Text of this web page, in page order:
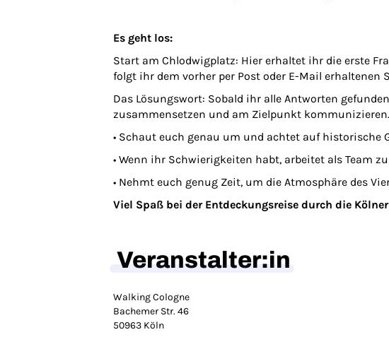
Es geht los:
Start am Chlodwigplatz: Hier erhaltet ihr die erste
folgt ihr dem vorher per Post oder E-Mail
Das Lösungswort: Sobald ihr alle Antworten
zusammensetzen und am Zielpunkt
​• Schaut euch genau um und achtet auf historische
• Wenn ihr Schwierigkeiten habt, arbeitet als Team
​• Nehmt euch genug Zeit, um die Atmosphäre des
Viel Spaß bei der Entdeckungsreise durch die
Veranstalter:in
Walking Cologne
Bachemer Str. 46
50963 Köln